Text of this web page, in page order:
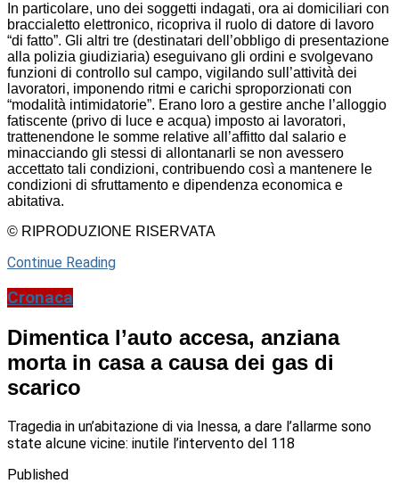
In particolare, uno dei soggetti indagati, ora ai domiciliari con
braccialetto elettronico, ricopriva il ruolo di datore di lavoro
“di fatto”. Gli altri tre (destinatari dell’obbligo di presentazione
alla polizia giudiziaria) eseguivano gli ordini e svolgevano
funzioni di controllo sul campo, vigilando sull’attività dei
lavoratori, imponendo ritmi e carichi sproporzionati con
“modalità intimidatorie”. Erano loro a gestire anche l’alloggio
fatiscente (privo di luce e acqua) imposto ai lavoratori,
trattenendone le somme relative all’affitto dal salario e
minacciando gli stessi di allontanarli se non avessero
accettato tali condizioni, contribuendo così a mantenere le
condizioni di sfruttamento e dipendenza economica e
abitativa.
© RIPRODUZIONE RISERVATA
Continue Reading
Cronaca
Dimentica l’auto accesa, anziana
morta in casa a causa dei gas di
scarico
Tragedia in un’abitazione di via Inessa, a dare l’allarme sono
state alcune vicine: inutile l’intervento del 118
Published